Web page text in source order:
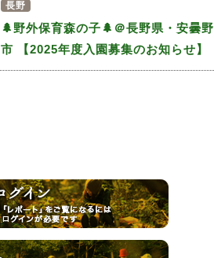
長野
🌲野外保育森の子🌲＠長野県・安曇野
市 【2025年度入園募集のお知らせ】